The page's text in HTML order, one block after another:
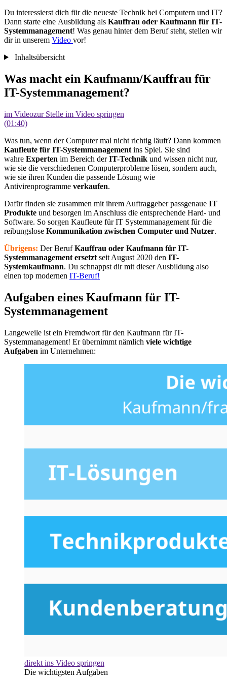
Du interessierst dich für die neueste Technik bei Computern und IT?
Dann starte eine Ausbildung als Kauffrau oder Kaufmann für IT-
Systemmanagement! Was genau hinter dem Beruf steht, stellen wir
dir in unserem Video vor!
Inhaltsübersicht
Was macht ein Kaufmann/Kauffrau für
IT-Systemmanagement?
im Videozur Stelle im Video springen
(01:40)
Was tun, wenn der Computer mal nicht richtig läuft? Dann kommen
Kaufleute für IT-Systemmanagement ins Spiel. Sie sind
wahre Experten im Bereich derIT-Technik und wissen nicht nur,
wie sie die verschiedenen Computerprobleme lösen, sondern auch,
wie sie ihren Kunden die passende Lösung wie
Antivirenprogramme verkaufen.
Dafür finden sie zusammen mit ihrem Auftraggeber passgenaue IT
Produkte und besorgen im Anschluss die entsprechende Hard- und
Software. So sorgen Kaufleute für IT Systemmanagement für die
reibungslose Kommunikation zwischen Computer und Nutzer.
Übrigens: Der BerufKauffrau oder Kaufmann für IT-
Systemmanagement ersetzt seit August 2020 den IT-
Systemkaufmann. Du schnappst dir mit dieser Ausbildung also
einen top modernen IT-Beruf!
Aufgaben eines Kaufmann für IT-
Systemmanagement
Langeweile ist ein Fremdwort für den Kaufmann für IT-
Systemmanagement! Er übernimmt nämlich viele wichtige
Aufgaben im Unternehmen:
direkt ins Video springen
Die wichtigsten Aufgaben